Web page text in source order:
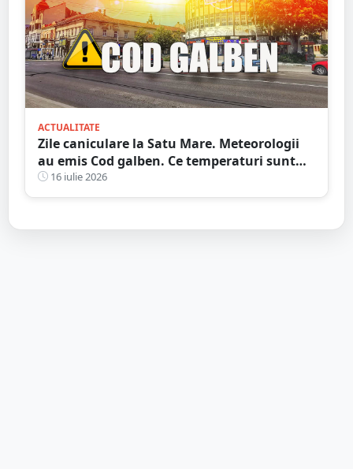
ACTUALITATE
Zile caniculare la Satu Mare. Meteorologii
au emis Cod galben. Ce temperaturi sunt
așteptate și când expiră avertizarea meteo
16 iulie 2026